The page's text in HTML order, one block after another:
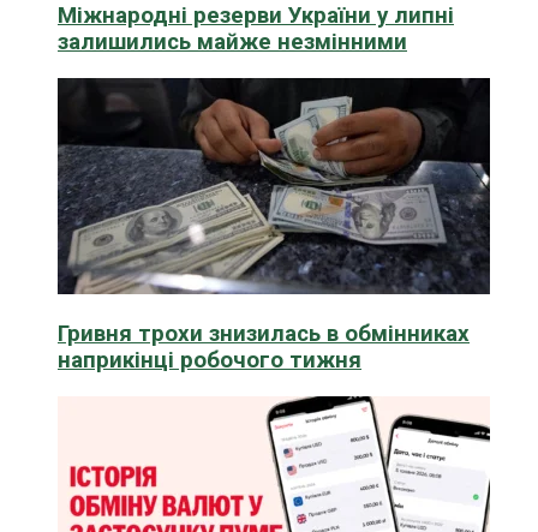
Міжнародні резерви України у липні
залишились майже незмінними
Гривня трохи знизилась в обмінниках
наприкінці робочого тижня